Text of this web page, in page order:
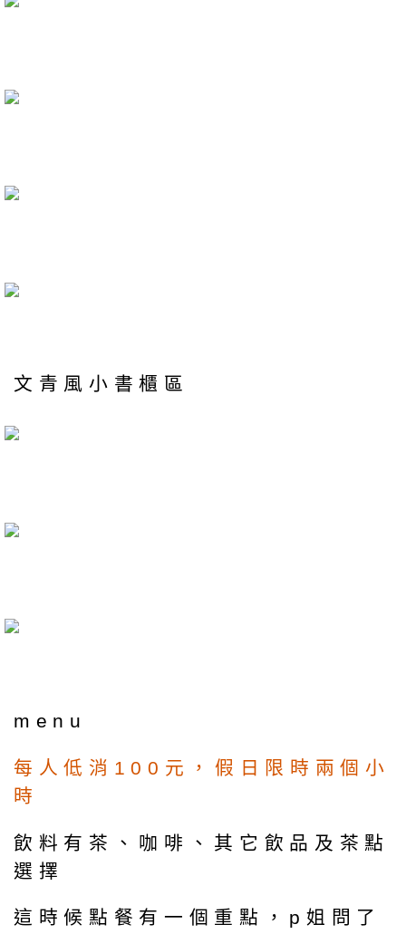
文青風小書櫃區
menu
每人低消100元，假日限時兩個小
時
飲料有茶、咖啡、其它飲品及茶點
選擇
這時候點餐有一個重點，p姐問了